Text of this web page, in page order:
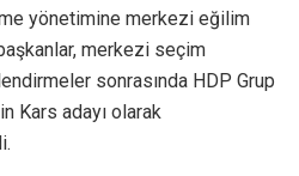
yönetimine merkezi eğilim
merkezi seçim
sonrasında HDP Grup
Kars adayı olarak